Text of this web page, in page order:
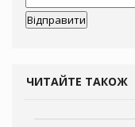
ЧИТАЙТЕ ТАКОЖ